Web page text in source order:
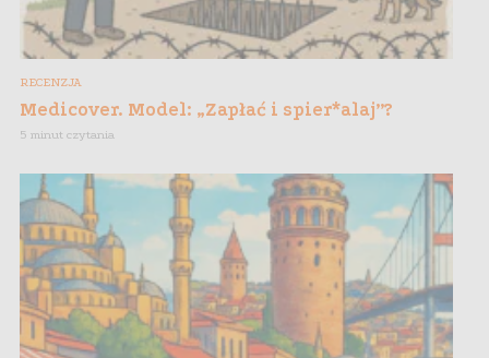
RECENZJA
Medicover. Model: „Zapłać i spier*alaj”?
5 minut czytania